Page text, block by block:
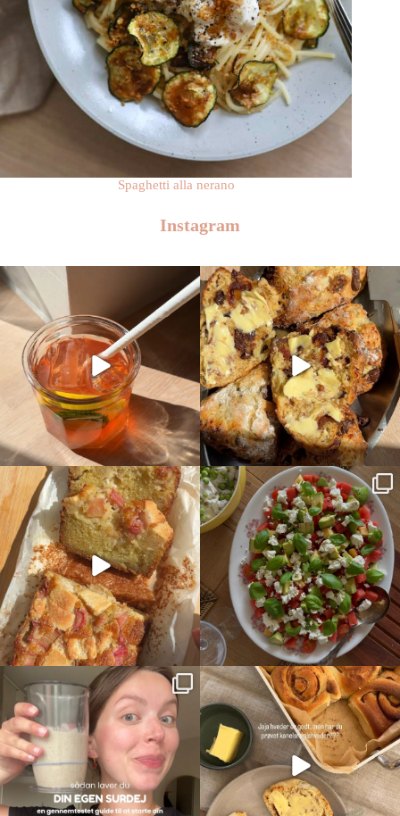
Spaghetti alla nerano
Instagram